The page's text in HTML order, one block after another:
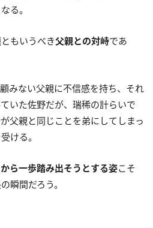
る。
もいうべき父親との対峙であ
みない父親に不信感を持ち、それ
いた佐野だが、瑞稀の計らいで
父親と同じことを弟にしてしまっ
ける。
ら一歩踏み出そうとする姿こそ
瞬間だろう。